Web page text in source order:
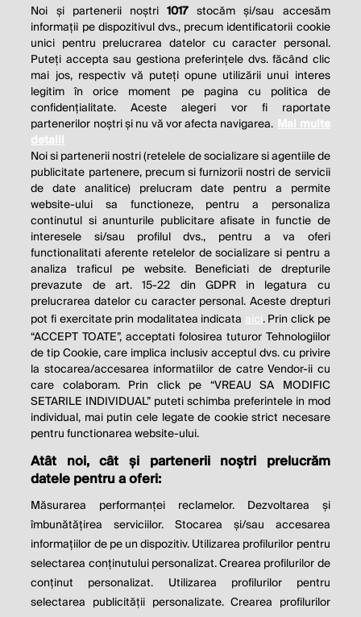
THE SOCIAL RESPONSIBILITY OF
BUSINESS IS TO INCREASE ITS
PROFITS.
Milton Friedman
© 2026 Profit.ro. Toate drepturile rezervate.
Dezvoltat de1616.ro
Contact Publicitate
Politica de cookie Politica de
confidențialitate
Setări cookies
este parte a
Noi și partenerii noștri1017 stocăm și/sau accesăm
informații pe dispozitivul dvs., precum identificatorii cookie
unici pentru prelucrarea datelor cu caracter personal.
Puteți accepta sau gestiona preferințele dvs. făcând clic
mai jos, respectiv vă puteți opune utilizării unui interes
legitim în orice moment pe pagina cu politica de
confidențialitate. Aceste alegeri vor fi raportate
partenerilor noștri și nu vă vor afecta navigarea. Mai multe
detalii
Noi si partenerii nostri (retelele de socializare si agentiile de
publicitate partenere, precum si furnizorii nostri de servicii
de date analitice) prelucram date pentru a permite
website-ului sa functioneze, pentru a personaliza
continutul si anunturile publicitare afisate in functie de
interesele si/sau profilul dvs., pentru a va oferi
functionalitati aferente retelelor de socializare si pentru a
analiza traficul pe website. Beneficiati de drepturile
prevazute de art. 15-22 din GDPR in legatura cu
prelucrarea datelor cu caracter personal. Aceste drepturi
pot fi exercitate prin modalitatea indicata aici. Prin click pe
“ACCEPT TOATE”, acceptati folosirea tuturor Tehnologiilor
de tip Cookie, care implica inclusiv acceptul dvs. cu privire
la stocarea/accesarea informatiilor de catre Vendor-ii cu
care colaboram. Prin click pe “VREAU SA MODIFIC
SETARILE INDIVIDUAL” puteti schimba preferintele in mod
individual, mai putin cele legate de cookie strict necesare
pentru functionarea website-ului.
Atât noi, cât și partenerii noștri prelucrăm
datele pentru a oferi:
Măsurarea performanței reclamelor. Dezvoltarea și
îmbunătățirea serviciilor. Stocarea și/sau accesarea
informațiilor de pe un dispozitiv. Utilizarea profilurilor pentru
selectarea conținutului personalizat. Crearea profilurilor de
conținut personalizat. Utilizarea profilurilor pentru
selectarea publicității personalizate. Crearea profilurilor